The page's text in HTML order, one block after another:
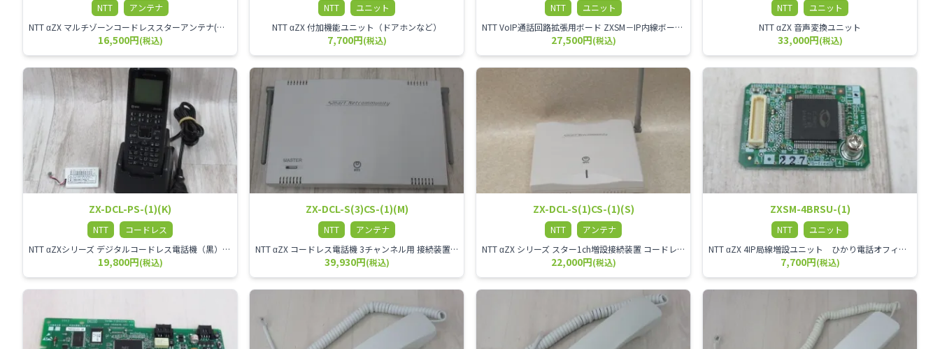
NTT
アンテナ
NTT αZX マルチゾーンコードレススターアンテナ(マスター)
16,500円(税込)
NTT
ユニット
NTT αZX 付加機能ユニット（ドアホンなど）
7,700円(税込)
NTT
ユニット
NTT VoIP通話回路拡張用ボード ZXSM－IP内線ボード－「1」
27,500円(税込)
NTT
ユニット
NTT αZX 音声変換ユニット
33,000円(税込)
ZX-DCL-PS-(1)(K)
NTT
コードレス
NTT αZXシリーズ デジタルコードレス電話機（黒） 倉庫や工場など、オフィスから離れて仕事をする方に適しています。 コードレス単体では使用できないので、別途、専用の主装置及びアンテナが必要です。
19,800円(税込)
ZX-DCL-S(3)CS-(1)(M)
NTT
アンテナ
NTT αZX コードレス電話機 3チャンネル用 接続装置 マスター デジタルコードレス（ZX-DCL-PS等）の専用管理用アンテナです。
39,930円(税込)
ZX-DCL-S(1)CS-(1)(S)
NTT
アンテナ
NTT αZX シリーズ スター1ch増設接続装置 コードレス接続用アンテナ ZX-DCL-S1CS-1M ZX-DCL-PS等と組み合わせて使用します。 ZX-DCL-PSを複数台接続できますが同時に通話できるのは１台のみです。
22,000円(税込)
ZXSM-4BRSU-(1)
NTT
ユニット
NTT αZX 4IP局線増設ユニット ひかり電話オフィスタイプで4ch以上にしたい場合必要となるユニットです。
7,700円(税込)